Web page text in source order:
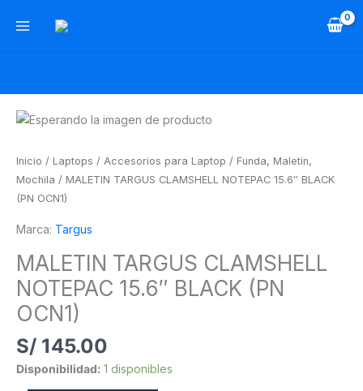
Inicio / Laptops / Accesorios para Laptop / Funda, Maletín,
Mochila / MALETIN TARGUS CLAMSHELL NOTEPAC 15.6″ BLACK
(PN OCN1)
Marca: Targus
MALETIN TARGUS CLAMSHELL
NOTEPAC 15.6″ BLACK (PN
OCN1)
S/ 145.00
Disponibilidad: 1 disponibles
MALETIN
CLAMSHELL
NOTEPAC
15.6"
(PN
cantidad